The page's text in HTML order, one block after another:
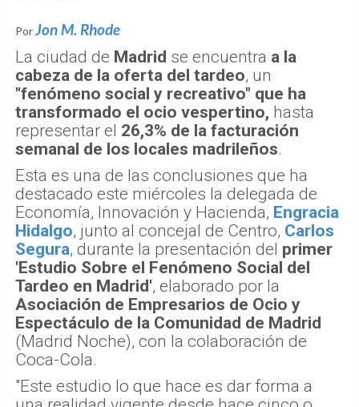
PorJon M. Rhode
La ciudad de Madrid se encuentra a la
cabeza de la oferta del tardeo, un
"fenómeno social y recreativo" que ha
transformado el ocio vespertino, hasta
representar el 26,3% de la facturación
semanal de los locales madrileños.
Esta es una de las conclusiones que ha
destacado este miércoles la delegada de
Economía, Innovación y Hacienda, Engracia
Hidalgo, junto al concejal de Centro, Carlos
Segura, durante la presentación del primer
'Estudio Sobre el Fenómeno Social del
Tardeo en Madrid', elaborado por la
Asociación de Empresarios de Ocio y
Espectáculo de la Comunidad de Madrid
(Madrid Noche), con la colaboración de
Coca-Cola.
"Este estudio lo que hace es dar forma a